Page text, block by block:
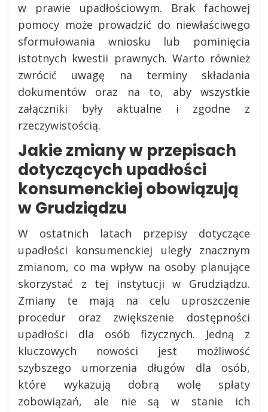
w prawie upadłościowym. Brak fachowej
pomocy może prowadzić do niewłaściwego
sformułowania wniosku lub pominięcia
istotnych kwestii prawnych. Warto również
zwrócić uwagę na terminy składania
dokumentów oraz na to, aby wszystkie
załączniki były aktualne i zgodne z
rzeczywistością.
Jakie zmiany w przepisach
dotyczących upadłości
konsumenckiej obowiązują
w Grudziądzu
W ostatnich latach przepisy dotyczące
upadłości konsumenckiej uległy znacznym
zmianom, co ma wpływ na osoby planujące
skorzystać z tej instytucji w Grudziądzu.
Zmiany te mają na celu uproszczenie
procedur oraz zwiększenie dostępności
upadłości dla osób fizycznych. Jedną z
kluczowych nowości jest możliwość
szybszego umorzenia długów dla osób,
które wykazują dobrą wolę spłaty
zobowiązań, ale nie są w stanie ich